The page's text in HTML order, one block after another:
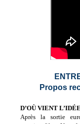
Propos
D’OÙ VIENT
Après la sortie